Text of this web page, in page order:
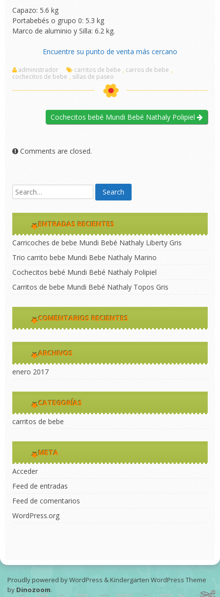
Capazo: 5.6 kg
Portabebés o grupo 0: 5.3 kg
Marco de aluminio y Silla: 6.2 kg.
Encuentre su punto de venta más cercano
administrador carritos de bebe , carros de bebe ,
cochecitos de bebe , sillas de paseo
Cochecitos bebé Mundi Bebé Nathaly Polipiel
Comments are closed.
ENTRADAS RECIENTES
Carricoches de bebe Mundi Bebé Nathaly Liberty Gris
Trio carrito bebe Mundi Bebe Nathaly Marino
Cochecitos bebé Mundi Bebé Nathaly Polipiel
Carritos de bebe Mundi Bebé Nathaly Topos Gris
COMENTARIOS RECIENTES
ARCHIVOS
enero 2017
CATEGORÍAS
carritos de bebe
META
Acceder
Feed de entradas
Feed de comentarios
WordPress.org
Proudly powered by WordPress &Kindergarten WordPress Theme
by Dinozoom.